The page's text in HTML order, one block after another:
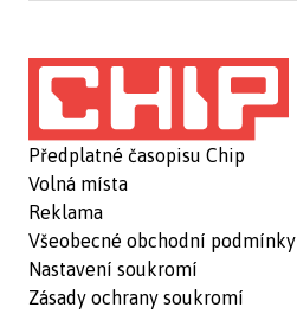
Předplatné časopisu Chip
Volná místa
Reklama
Všeobecné obchodní podmínky
Nastavení soukromí
Zásady ochrany soukromí